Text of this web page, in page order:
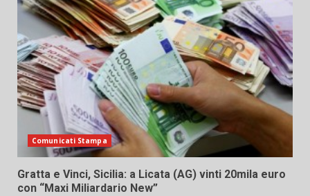
Comunicati Stampa
Gratta e Vinci, Sicilia: a Licata (AG) vinti 20mila euro
con “Maxi Miliardario New”